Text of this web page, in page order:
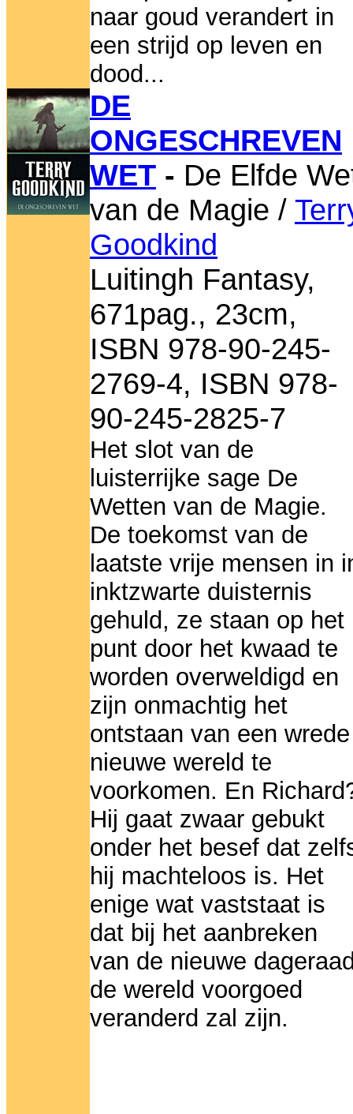
naar goud verandert in
een strijd op leven en
dood...
DE
ONGESCHREVEN
WET - De Elfde
van de Magie /
Goodkind
Luitingh Fantasy,
671pag., 23cm,
ISBN 978-90-245-
2769-4, ISBN 978-
90-245-2825-7
Het slot van de
luisterrijke sage De
Wetten van de Magie.
De toekomst van de
laatste vrije mensen in
inktzwarte duisternis
gehuld, ze staan op het
punt door het kwaad te
worden overweldigd en
zijn onmachtig het
ontstaan van een wrede
nieuwe wereld te
voorkomen. En
Hij gaat zwaar gebukt
onder het besef dat
hij machteloos is. Het
enige wat vaststaat is
dat bij het aanbreken
van de nieuwe
de wereld voorgoed
veranderd zal zijn.